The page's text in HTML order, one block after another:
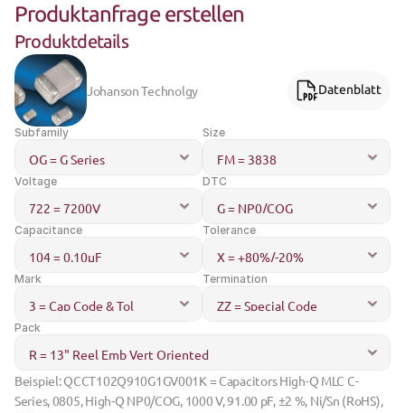
Produktanfrage erstellen
Produktdetails
Johanson Technolgy Datenblatt
Subfamily Size
Voltage DTC
Capacitance Tolerance
Mark Termination
Pack
Beispiel: QCCT102Q910G1GV001K = Capacitors High-Q MLC C-
Series, 0805, High-Q NP0/COG, 1000 V, 91.00 pF, ±2 %, Ni/Sn (RoHS),